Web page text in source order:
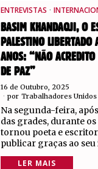
ENTREVISTAS ·
BASIM KHANDAQJI, O
PALESTINO LIBERTADO
ANOS: “NÃO ACREDITO
DE PAZ”
16 de Outubro, 2025
por Trabalhadores Unidos
Na segunda-feira,
das grades, durante os
tornou poeta e
publicar graças ao
LER MAIS